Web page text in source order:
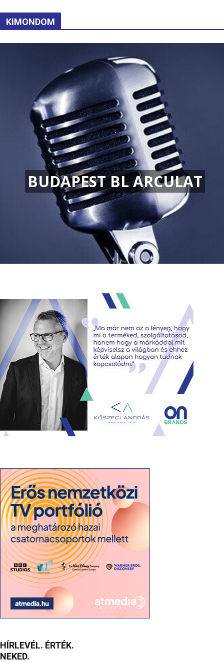
KIMONDOM
BUDAPEST BL ARCULAT
HÍRLEVÉL. ÉRTÉK.
NEKED.